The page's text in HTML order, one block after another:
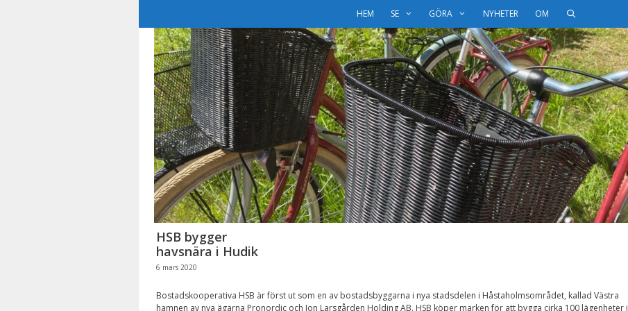
HEM SE GÖRA NYHETER OM
HSB bygger
havsnära i Hudik
6 mars 2020
Bostadskooperativa HSB är först ut som en av bostadsbyggarna i nya stadsdelen i Håstaholmsområdet, kallad Västra
hamnen av nya ägarna Pronordic och Jon Larsgården Holding AB. HSB köper marken för att bygga cirka 100 lägenheter i